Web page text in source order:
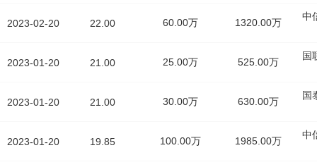
2023-02-20
2023-01-20
2023-01-20
2023-01-20
22.00 60.00万 1320.00万
中
21.00 25.00万 525.00万
国
21.00 30.00万 630.00万
国
19.85 100.00万 1985.00万
中